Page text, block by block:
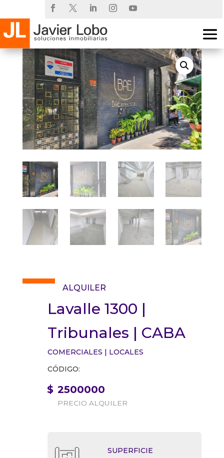
ALQUILER
Lavalle 1300 |
Tribunales | CABA
COMERCIALES | LOCALES
CÓDIGO:
$ 2500000
PRECIO ALQUILER
SUPERFICIE